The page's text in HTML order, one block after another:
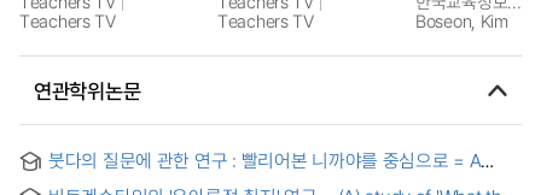
Teachers TV
Teachers TV
Boseon, Kim
연관학위논문
붓다의 질문에 관한 연구 : 빨리어본 니까야를 중심으로 = A
Study on the Questions of the Buddha -Focused on P?li